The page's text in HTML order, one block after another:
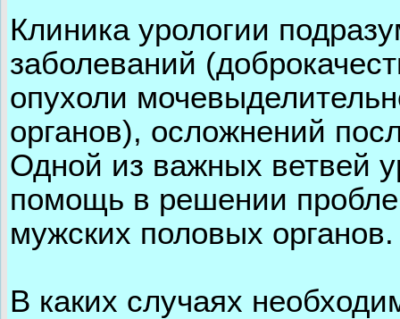
Клиника урологии
заболеваний
опухоли
органов), осложнений
Одной из важных ветвей
помощь в решении
мужских половых органов.
В каких случаях